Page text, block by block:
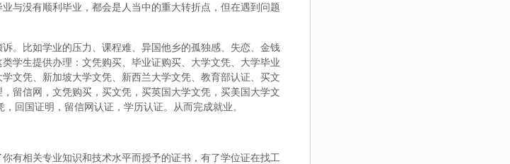
与没有顺利毕业，都会是人当中的重大转折点，但在遇到问题
。比如学业的压力、课程难、异国他乡的孤独感、失恋、金钱
学生提供办理：文凭购买、毕业证购买、大学文凭、大学毕业
文凭、新加坡大学文凭、新西兰大学文凭、教育部认证、买文
留信网，文凭购买，买文凭，买英国大学文凭，买美国大学文
回国证明，留信网认证，学历认证。从而完成就业。
有相关专业知识和技术水平而授予的证书，有了学位证在找工